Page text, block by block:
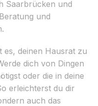
Saarbrücken und
und
es, deinen Hausrat zu
dich von Dingen
oder die in deine
erleichterst du dir
auch das